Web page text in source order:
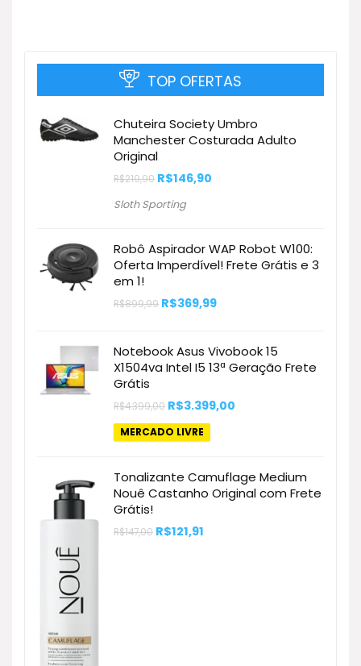
TOP OFERTAS
Chuteira Society Umbro
Manchester Costurada Adulto
Original
R$219,90 O
original
era:
R$146,90
Sloth Sporting
Robô Aspirador WAP Robot W100:
Oferta Imperdível! Frete Grátis e 3
em 1!
R$899,99 O
R$899,99.
R$369,99O
R$369,99.
Notebook Asus Vivobook 15
X1504va Intel I5 13ª Geração Frete
Grátis
R$4.399,00 O
original
era:
R$3.399,00
MERCADO LIVRE
Tonalizante Camuflage Medium
Nouê Castanho Original com Frete
Grátis!
R$147,00 O
R$121,91